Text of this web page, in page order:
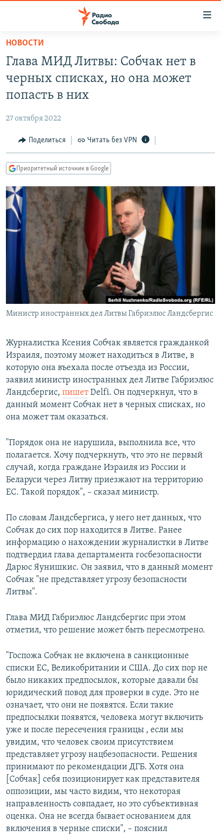
упрощенного
доступа
основному
Вернутся
Вернутся
поиску
АВТОРСКИЕ ПРОЕКТЫ
МНЕНИЯ
КУЛЬТУРА
КАВКАЗ.РЕАЛИИ
СЕВЕР.РЕАЛИИ
СИБИРЬ.РЕАЛИИ
РАСПИСАНИЕ ВЕЩАНИЯ
ПОДПИШИТЕСЬ НА РАССЫЛКУ
СОЦИАЛЬНЫЕ СЕТИ
Все сайты РСЕ/РС
НОВОСТИ
Глава МИД Литвы: Собчак нет в
черных списках, но она может
попасть в них
27 октября 2022
Поделиться Читать без VPN
Приоритетный источник в Google
Министр иностранных дел Литвы Габриэлюс Ландсбергис
Журналистка Ксения Собчак является гражданкой
Израиля, поэтому может находиться в Литве, в
которую она въехала после отъезда из России,
заявил министр иностранных дел Литве Габриэлюс
Ландсбергис, пишетDelfi. Он подчеркнул, что в
данный момент Собчак нет в черных списках, но
она может там оказаться.
"Порядок она не нарушила, выполнила все, что
полагается. Хочу подчеркнуть, что это не первый
случай, когда граждане Израиля из России и
Беларуси через Литву приезжают на территорию
ЕС. Такой порядок", – сказал министр.
По словам Ландсбергиса, у него нет данных, что
Собчак до сих пор находится в Литве. Ранее
информацию о нахождении журналистки в Литве
подтвердил глава департамента госбезопасности
Дарюс Яунишкис. Он заявил, что в данный момент
Собчак "не представляет угрозу безопасности
Литвы".
Глава МИД Габриэлюс Ландсбергис при этом
отметил, что решение может быть пересмотрено.
"Госпожа Собчак не включена в санкционные
списки ЕС, Великобритании и США. До сих пор не
было никаких предпосылок, которые давали бы
юридический повод для проверки в суде. Это не
означает, что они не появятся. Если такие
предпосылки появятся, человека могут включить
уже и после пересечения границы , если мы
увидим, что человек своим присутствием
представляет угрозу нацбезопасности. Решения
принимают по рекомендации ДГБ. Хотя она
[Собчак] себя позиционирует как представителя
оппозиции, мы часто видим, что некоторая
направленность совпадает, но это субъективная
оценка. Она не всегда бывает основанием для
включения в черные списки", – пояснил